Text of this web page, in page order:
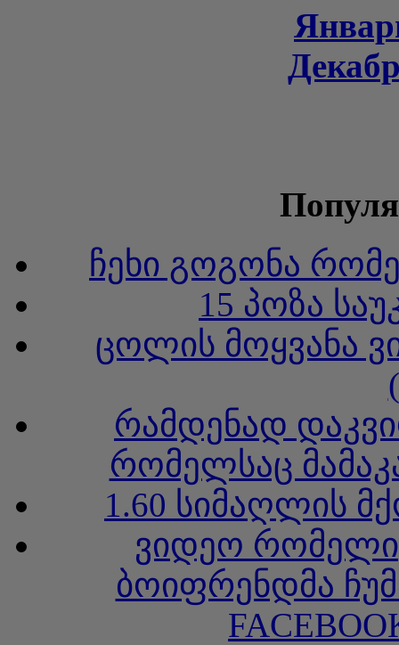
ჩეხი გოგონა
15 პოზა
ცოლის მოყვანა
რამდენად
რომელსაც
1.60 სიმაღლის
ვიდეო
ბოიფრენდმა